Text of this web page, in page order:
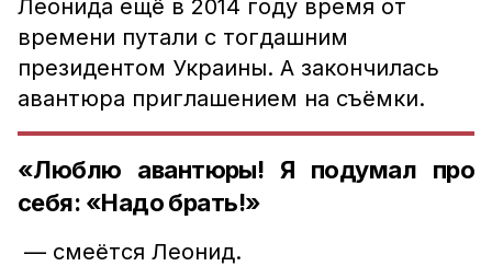
Леонида ещё в 2014 году время от
времени путали с тогдашним
президентом Украины. А закончилась
авантюра приглашением на съёмки.
«Люблю авантюры! Я подумал про
себя: «Надо брать!»
— смеётся Леонид.